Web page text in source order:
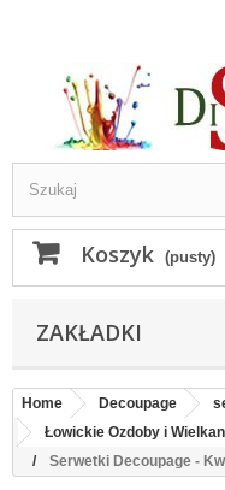
Koszyk (pusty)
ZAKŁADKI
Home Decoupage
Łowickie Ozdoby i
Serwetki Decoupage -